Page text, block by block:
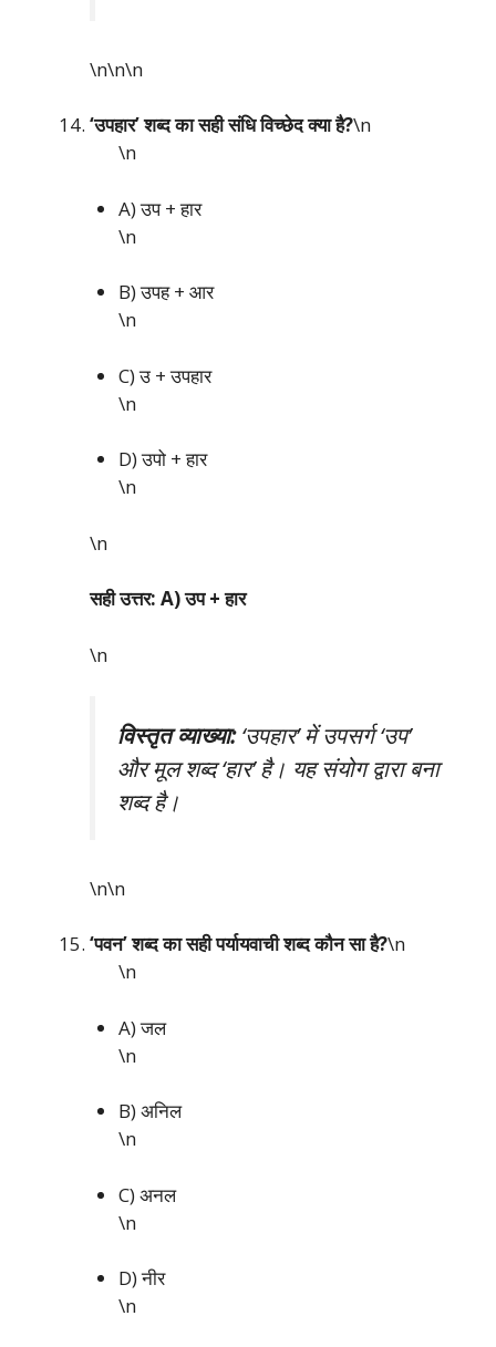
\n\n\n
‘उपहार’ शब्द का सही संधि विच्छेद क्या है?\n
\n
A) उप + हार
\n
B) उपह + आर
\n
C) उ + उपहार
\n
D) उपो + हार
\n
\n
सही उत्तर: A) उप + हार
\n
विस्तृत व्याख्या:‘उपहार’ में उपसर्ग ‘उप’
और मूल शब्द ‘हार’ है। यह संयोग द्वारा बना
शब्द है।
\n\n
‘पवन’ शब्द का सही पर्यायवाची शब्द कौन सा है?\n
\n
A) जल
\n
B) अनिल
\n
C) अनल
\n
D) नीर
\n